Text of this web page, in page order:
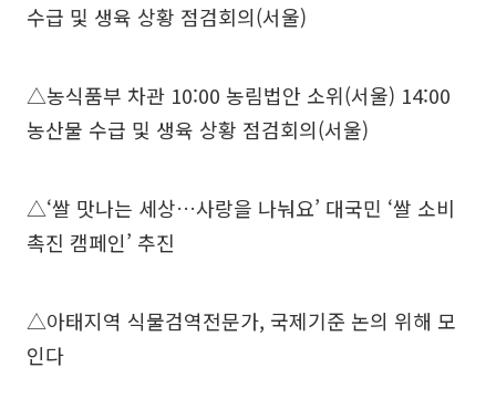
수급 및 생육 상황 점검회의(서울)
△농식품부 차관 10:00 농림법안 소위(서울) 14:00
농산물 수급 및 생육 상황 점검회의(서울)
△‘쌀 맛나는 세상…사랑을 나눠요’ 대국민 ‘쌀 소비
촉진 캠페인’ 추진
△아태지역 식물검역전문가, 국제기준 논의 위해 모
인다